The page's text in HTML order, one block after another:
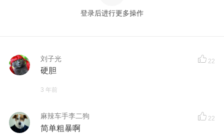
登录后进行更多操作
刘子光 22
硬胆
3 年前
麻辣车手李二狗 22
简单粗暴啊